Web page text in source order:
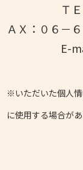
ＴＥＬ：
ＡＸ：０６－
E-
※いただいた個人
に使用する場合があ